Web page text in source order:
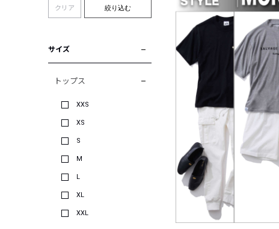
クリア 絞り込む
サイズ
トップス
XXS
XS
S
M
L
XL
XXL